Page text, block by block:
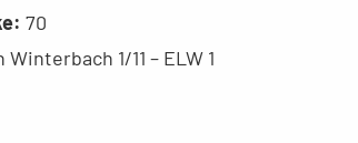
70
Winterbach 1/11 – ELW 1